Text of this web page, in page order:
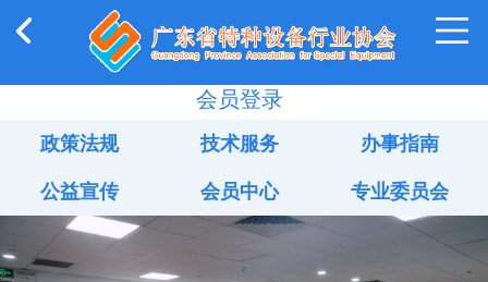
会员登录
政策法规 技术服务 办事指南
公益宣传 会员中心 专业委员会